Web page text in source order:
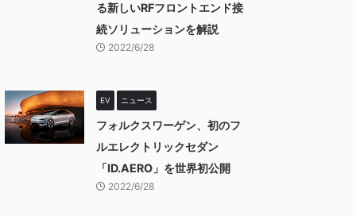
る新しいRFフロントエンド接
続ソリューションを解説
2022/6/28
EV ニュース
フォルクスワーゲン、初のフ
ルエレクトリックセダン
「ID.AERO」を世界初公開
2022/6/28